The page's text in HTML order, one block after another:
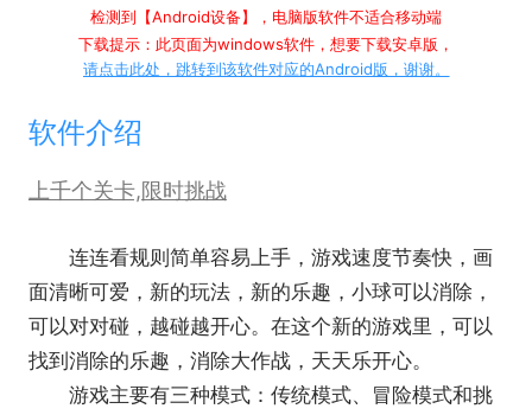
检测到【Android设备】，电脑版软件不适合移动端
下载提示：此页面为windows软件，想要下载安卓版，
请点击此处，跳转到该软件对应的Android版，谢谢。
软件介绍
上千个关卡,限时挑战
连连看规则简单容易上手，游戏速度节奏快，画
面清晰可爱，新的玩法，新的乐趣，小球可以消除，
可以对对碰，越碰越开心。在这个新的游戏里，可以
找到消除的乐趣，消除大作战，天天乐开心。
游戏主要有三种模式：传统模式、冒险模式和挑